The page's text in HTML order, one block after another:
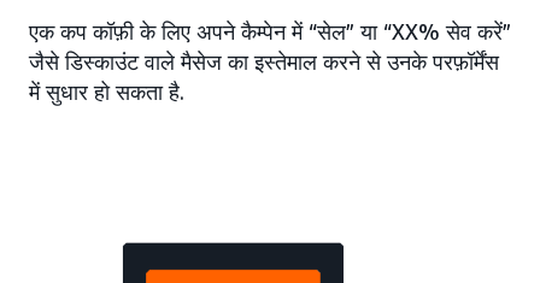
एक कप कॉफ़ी के लिए अपने कैम्पेन में “सेल” या “XX% सेव करें”
जैसे डिस्काउंट वाले मैसेज का इस्तेमाल करने से उनके परफ़ॉर्मेंस
में सुधार हो सकता है.